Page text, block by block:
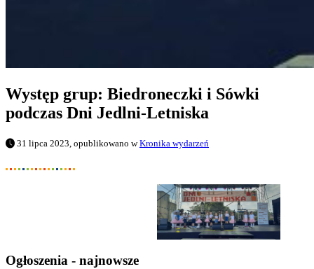
Występ grup: Biedroneczki i Sówki
podczas Dni Jedlni-Letniska
31 lipca 2023, opublikowano wKronika wydarzeń
Ogłoszenia - najnowsze